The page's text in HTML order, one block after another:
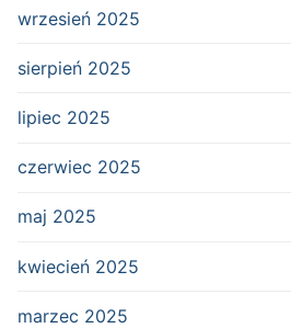
wrzesień 2025
sierpień 2025
lipiec 2025
czerwiec 2025
maj 2025
kwiecień 2025
marzec 2025